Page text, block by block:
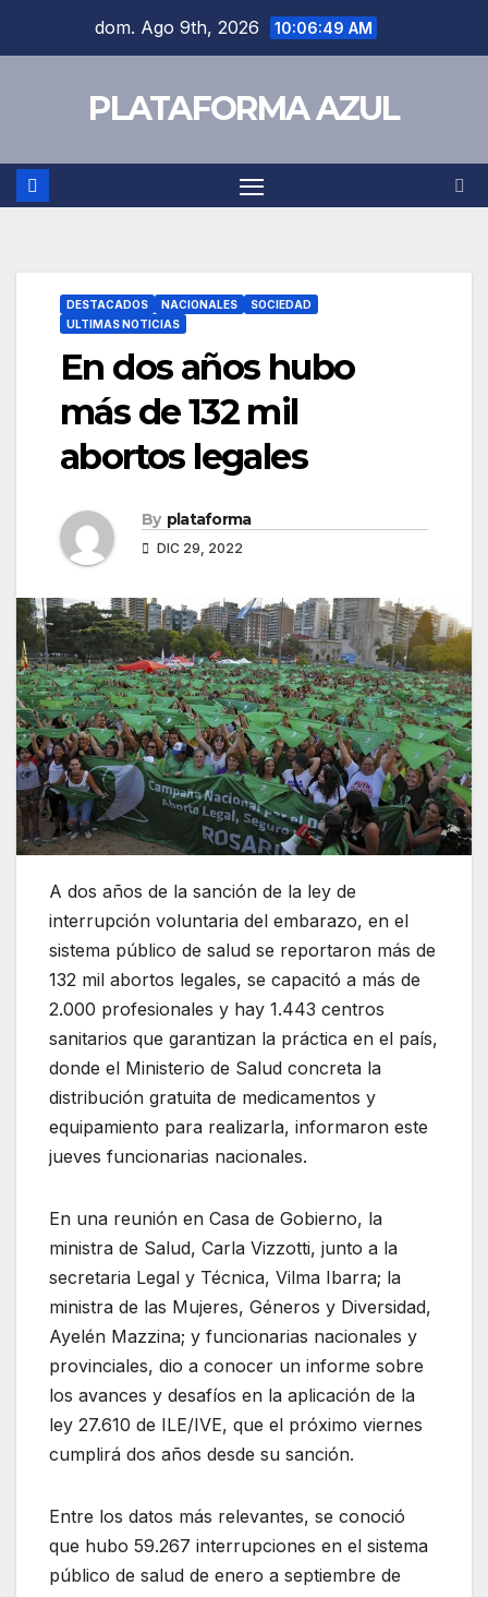
dom. Ago 9th, 2026 10:06:49 AM
PLATAFORMA AZUL
DESTACADOS NACIONALES
SOCIEDAD
ULTIMAS NOTICIAS
En dos años hubo
más de 132 mil
abortos legales
By plataforma
DIC 29, 2022
A dos años de la sanción de la ley de
interrupción voluntaria del embarazo, en el
sistema público de salud se reportaron más de
132 mil abortos legales, se capacitó a más de
2.000 profesionales y hay 1.443 centros
sanitarios que garantizan la práctica en el país,
donde el Ministerio de Salud concreta la
distribución gratuita de medicamentos y
equipamiento para realizarla, informaron este
jueves funcionarias nacionales.
En una reunión en Casa de Gobierno, la
ministra de Salud, Carla Vizzotti, junto a la
secretaria Legal y Técnica, Vilma Ibarra; la
ministra de las Mujeres, Géneros y Diversidad,
Ayelén Mazzina; y funcionarias nacionales y
provinciales, dio a conocer un informe sobre
los avances y desafíos en la aplicación de la
ley 27.610 de ILE/IVE, que el próximo viernes
cumplirá dos años desde su sanción.
Entre los datos más relevantes, se conoció
que hubo 59.267 interrupciones en el sistema
público de salud de enero a septiembre de